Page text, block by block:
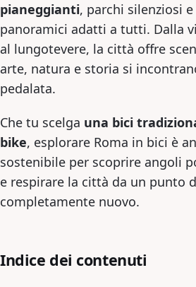
pianeggianti, parchi silenziosi
panoramici adatti a tutti. Dalla
al lungotevere, la città offre
arte, natura e storia si
pedalata.
Che tu scelga una bici
bike, esplorare Roma in bici è
sostenibile per scoprire angoli
e respirare la città da un punto
completamente nuovo.
Indice dei contenuti